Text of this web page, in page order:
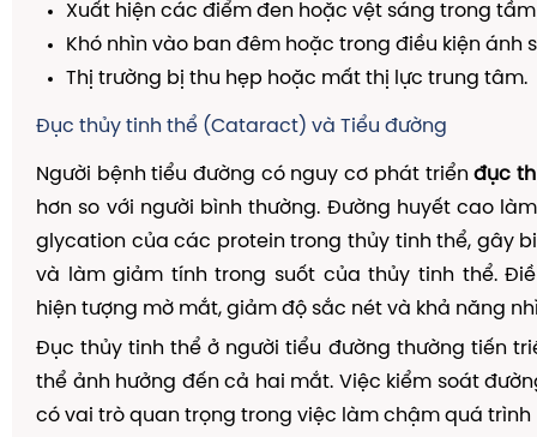
Xuất hiện các điểm đen hoặc vệt sáng trong tầm
Khó nhìn vào ban đêm hoặc trong điều kiện ánh
Thị trường bị thu hẹp hoặc mất thị lực trung tâm.
Đục thủy tinh thể (Cataract) và Tiểu đường
Người bệnh tiểu đường có nguy cơ phát triểnđục
hơn so với người bình thường. Đường huyết cao
glycation của các protein trong thủy tinh thể, gây
và làm giảm tính trong suốt của thủy tinh thể.
hiện tượng mờ mắt, giảm độ sắc nét và khả năng
Đục thủy tinh thể ở người tiểu đường thường tiến
thể ảnh hưởng đến cả hai mắt. Việc kiểm soát
có vai trò quan trọng trong việc làm chậm quá trình